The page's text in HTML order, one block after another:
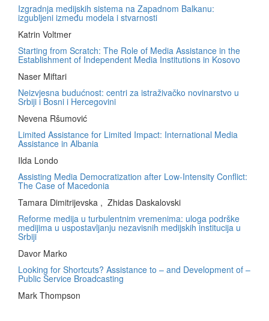
Izgradnja medijskih sistema na Zapadnom Balkanu:
izgubljeni između modela i stvarnosti
Katrin Voltmer
Starting from Scratch: The Role of Media Assistance in the
Establishment of Independent Media Institutions in Kosovo
Naser Miftari
Neizvjesna budućnost: centri za istraživačko novinarstvo u
Srbiji i Bosni i Hercegovini
Nevena Ršumović
Limited Assistance for Limited Impact: International Media
Assistance in Albania
Ilda Londo
Assisting Media Democratization after Low-Intensity Conflict:
The Case of Macedonia
Tamara Dimitrijevska , Zhidas Daskalovski
Reforme medija u turbulentnim vremenima: uloga podrške
medijima u uspostavljanju nezavisnih medijskih institucija u
Srbiji
Davor Marko
Looking for Shortcuts? Assistance to – and Development of –
Public Service Broadcasting
Mark Thompson